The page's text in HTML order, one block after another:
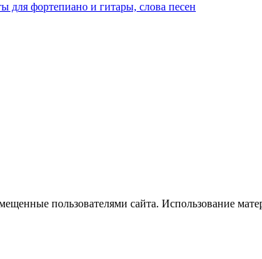
для фортепиано и гитары, слова песен
пользователями сайта. Использование